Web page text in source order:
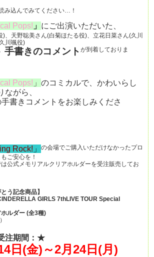
み込んでみてください…！
Pops! 」 にご出演いただいた、
、天野聡美さん(白菊ほたる役)、立花日菜さん(久川
川颯役)
手書きのコメント が到着しておりま
Pops! 」 のコミカルで、かわいらし
ながら、
書きコメントをお楽しみくださ
Rock! 」
の会場でご購入いただけなかったプロ
ご安心を！
公式メモリアルクリアホルダーを受注販売してお
う記念商品】
GIRLS 7thLIVE TOUR Special
ルダー (全3種)
注期間：★
日(金)～2月24日(月)